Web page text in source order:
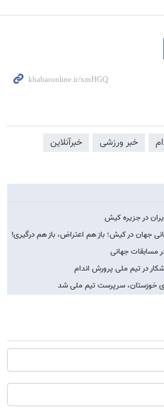
خبر ورزشی خبرآنلاین
در جزیره کیش
جهان در کیش؛ باز هم اعتراض، باز هم درگیری!
مسابقات جهانی
در تیم ملی پرورش اندام
خوزستان، سرپرست تیم ملی شد